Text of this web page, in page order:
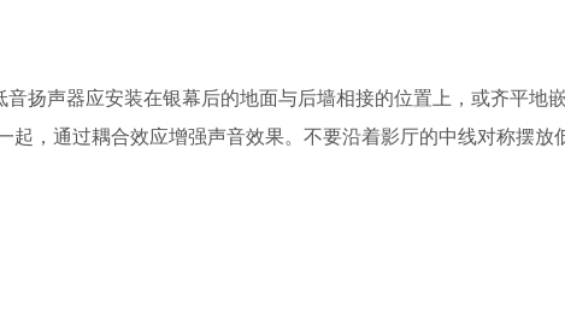
声器应安装在银幕后的地面与后墙相接的位置上，或齐平地
起，通过耦合效应增强声音效果。不要沿着影厅的中线对称摆放